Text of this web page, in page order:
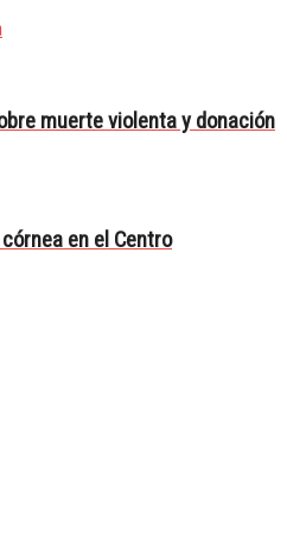
muerte violenta y donación
en el Centro